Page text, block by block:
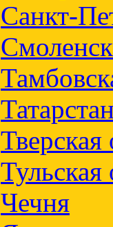
Санкт-
Татарстан
Тверская
Тульская
Чечня